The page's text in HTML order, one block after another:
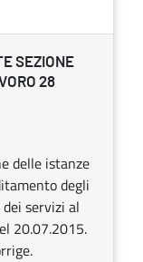
SEZIONE
28
delle istanze
degli
servizi al
20.07.2015.